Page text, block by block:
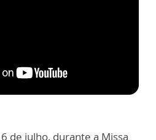
de julho, durante a Missa